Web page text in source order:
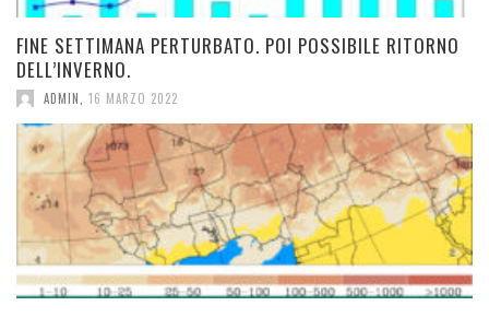
FINE SETTIMANA PERTURBATO. POI POSSIBILE RITORNO
DELL’INVERNO.
ADMIN 16 MARZO 2022